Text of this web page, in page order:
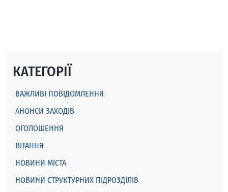
КАТЕГОРІЇ
ВАЖЛИВІ ПОВІДОМЛЕННЯ
АНОНСИ ЗАХОДІВ
ОГОЛОШЕННЯ
ВІТАННЯ
НОВИНИ МІСТА
НОВИНИ СТРУКТУРНИХ ПІДРОЗДІЛІВ